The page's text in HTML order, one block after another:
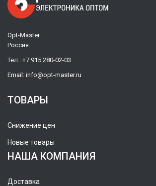
Opt-Master
Россия
Тел.: +7 915 280-02-03
Email: info@opt-master.ru
ТОВАРЫ
Снижение цен
Новые товары
НАША КОМПАНИЯ
Доставка